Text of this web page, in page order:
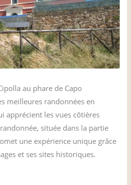
au phare de Capo
meilleures randonnées en
apprécient les vues côtières
située dans la partie
une expérience unique grâce
et ses sites historiques.